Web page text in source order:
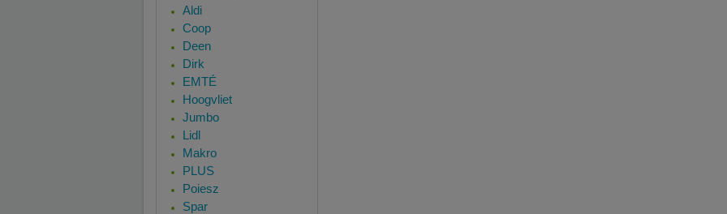
Aldi
Coop
Deen
Dirk
EMTÉ
Hoogvliet
Jumbo
Lidl
Makro
PLUS
Poiesz
Spar